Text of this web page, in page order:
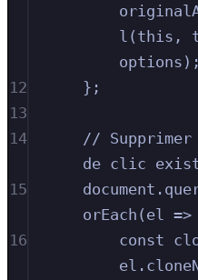
l(this,
options);
12
};
13
14
// Supprimer
de clic
15
orEach(el
16
const